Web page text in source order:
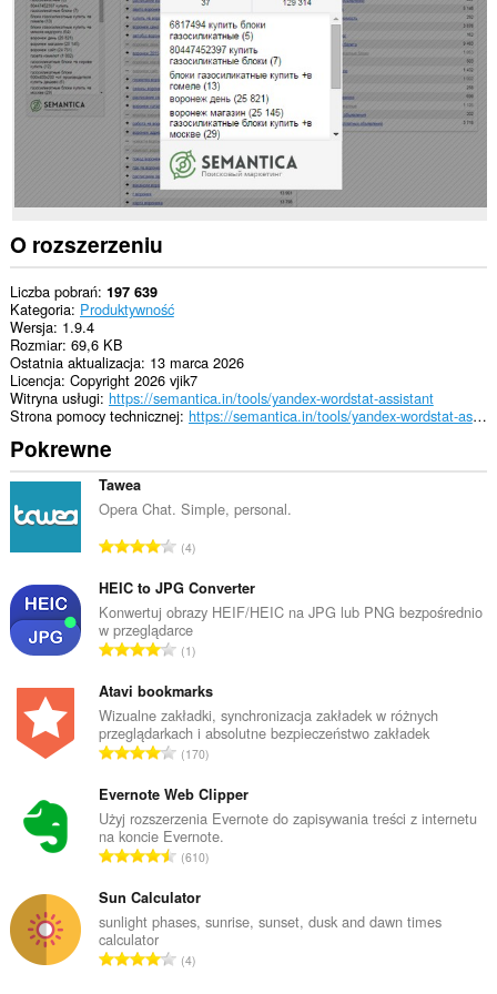
niektórych
witrynach.
O rozszerzeniu
Liczba pobrań 197 639
Kategoria Produktywność
Wersja 1.9.4
Rozmiar 69,6 KB
Ostatnia aktualizacja 13 marca 2026
Licencja Copyright 2026 vjik7
Witryna usługi https://semantica.in/tools/yandex-wordstat-assistant
Strona pomocy technicznej
https://semantica.in/tools/yandex-wordstat-assistant
Pokrewne
Tawea
Opera Chat. Simple, personal.
C
ł
k
o
w
t
a
l
c
z
b
a
c
e
:
4
HEIC to JPG Converter
Konwertuj obrazy HEIF/HEIC na JPG lub PNG bezpośrednio
w przeglądarce
C
ł
k
o
w
t
a
l
c
z
a
1
Atavi bookmarks
Wizualne zakładki, synchronizacja zakładek w różnych
przeglądarkach i absolutne bezpieczeństwo zakładek
C
ł
k
o
w
t
a
l
170
Evernote Web Clipper
Użyj rozszerzenia Evernote do zapisywania treści z internetu
na koncie Evernote.
C
ł
k
w
610
Sun Calculator
sunlight phases, sunrise, sunset, dusk and dawn times
calculator
C4